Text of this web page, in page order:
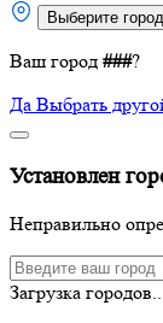
Выберите город
Ваш город ###?
Да Выбрать
Установлен
Неправильно
Загрузка